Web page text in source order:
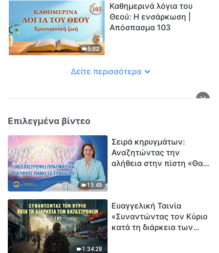
5:02
Καθημερινά λόγια του
Θεού: Η ενσάρκωση |
Απόσπασμα 103
Δείτε περισσότερα
Επιλεγμένα βίντεο
15:45
Σειρά κηρυγμάτων:
Αναζητώντας την
αλήθεια στην πίστη «Θα
1:34:28
Ευαγγελική Ταινία
«Συναντώντας τον Κύριο
κατά τη διάρκεια των